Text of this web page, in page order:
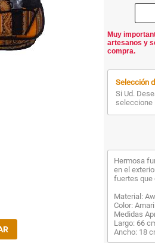
Muy
artesanos y
compra.
Selección
Si Ud.
seleccione
Hermosa
en el
fuertes que
Material:
Color:
Medidas
Largo: 66
Ancho: 18